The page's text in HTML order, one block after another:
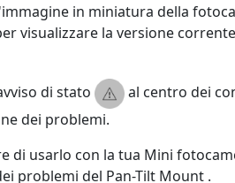
in miniatura della
visualizzare la versione
di stato
al centro dei
dei problemi.
di usarlo con la tua Mini
problemi del Pan-Tilt Mount .